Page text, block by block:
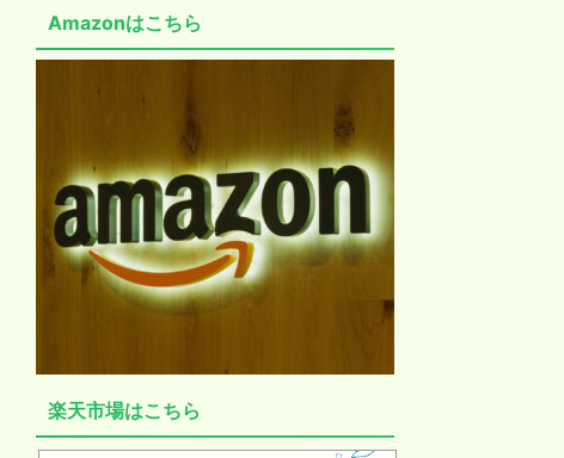
Amazonはこちら
楽天市場はこちら